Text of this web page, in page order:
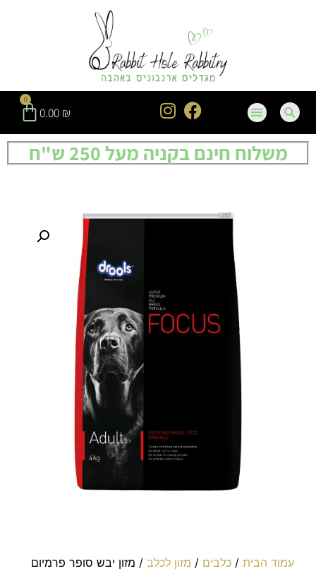
0.00 ₪
0
משלוח חינם בקניה מעל 250 ש"ח
עמוד הבית /כלבים / מזון לכלב / מזון יבש סופר פרמיום